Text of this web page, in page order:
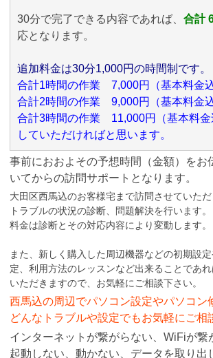
30分で完了できる内容であれば、 合計
応となります。
追加料金は30分1,000円の時間制です。
合計1時間の作業 7,000円（基本料金込
合計2時間の作業 9,000円（基本料金込
合計3時間の作業 11,000円（基本料金
していただければと思います。
事前におおよその予想時間（金額）をお
いてからの訪問サポートとなります。
大田区西馬込のお客様宅まで訪問させていた
トラブルの状況の診断、問題解決を行います。
料金は診断とその対応内容により変動します。
また、新しく購入した周辺機器などの初期設
定、利用方法のレッスンなど出来ることであ
いただきますので、お気軽にご相談下さい。
西馬込の周辺でパソコン設定やパソコン
どんなトラブルや設定でもお気軽にご相
インターネットが繋がらない、WiFiが繋
起動しない、動かない、データを取り出